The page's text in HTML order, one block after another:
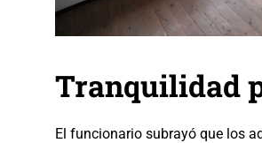
Tranquilidad
El funcionario subrayó que los